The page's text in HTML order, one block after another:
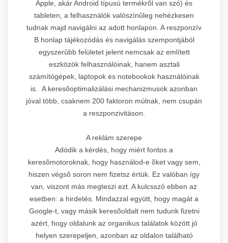
Apple, akár Android típusú termékrõl van szó) és
tableten, a felhasználók valószínûleg nehézkesen
tudnak majd navigálni az adott honlapon. A reszponzív
B honlap tájékozódás és navigálás szempontjából
egyszerûbb felületet jelent nemcsak az említett
eszközök felhasználóinak, hanem asztali
számítógépek, laptopok és notebookok használóinak
is. A keresõoptimalizálási mechanizmusok azonban
jóval több, csaknem 200 faktoron múlnak, nem csupán
a reszponzivitáson.
A reklám szerepe
Adódik a kérdés, hogy miért fontos a
keresõmotoroknak, hogy használod-e õket vagy sem,
hiszen végsõ soron nem fizetsz értük. Ez valóban így
van, viszont más megteszi ezt. A kulcsszó ebben az
esetben: a hirdetés. Mindazzal együtt, hogy magát a
Google-t, vagy másik keresõoldalt nem tudunk fizetni
azért, hogy oldalunk az organikus találatok között jó
helyen szerepeljen, azonban az oldalon található